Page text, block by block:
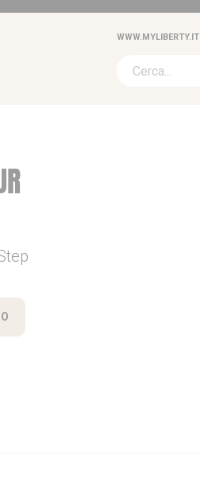
WWW.MYLIBERTY.IT